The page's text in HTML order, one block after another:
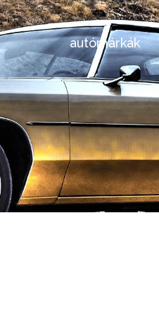
autómárkák